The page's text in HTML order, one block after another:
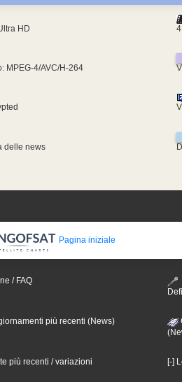
HD
MPEG-4/AVC/H-264
delle news
Pagina iniziale
/ FAQ
più recenti (News)
più recenti / variazioni [-]